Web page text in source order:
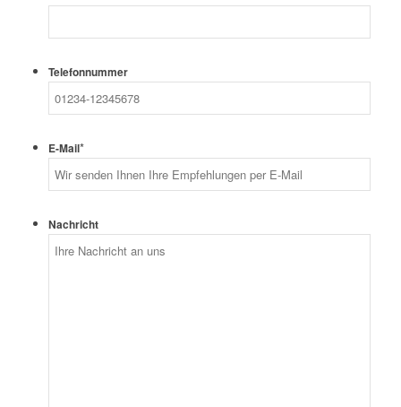
Telefonnummer
E-Mail*
Nachricht